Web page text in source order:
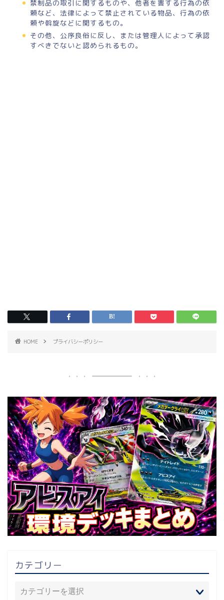
禁制品の取引に関するものや、他者を害する行為の依
頼など、法律によって禁止されている物品、行為の依
頼や斡旋などに関するもの。
その他、公序良俗に反し、または管理人によって承認
すべきでないと認められるもの。
HOME プライバシーポリシー
カテゴリー